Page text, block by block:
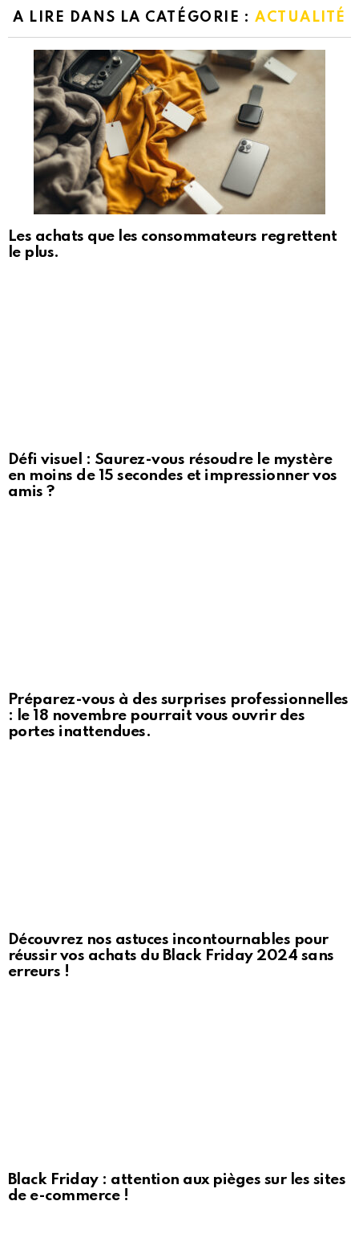
A LIRE DANS LA CATÉGORIE : ACTUALITÉ
Les achats que les consommateurs regrettent
le plus.
Défi visuel : Saurez-vous résoudre le mystère
en moins de 15 secondes et impressionner vos
amis ?
Préparez-vous à des surprises professionnelles
: le 18 novembre pourrait vous ouvrir des
portes inattendues.
Découvrez nos astuces incontournables pour
réussir vos achats du Black Friday 2024 sans
erreurs !
Black Friday : attention aux pièges sur les sites
de e-commerce !